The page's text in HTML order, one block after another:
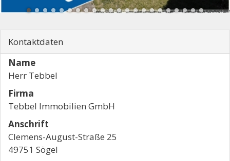
Kontaktdaten
Name
Herr Tebbel
Firma
Tebbel Immobilien GmbH
Anschrift
Clemens-August-Straße 25
49751 Sögel